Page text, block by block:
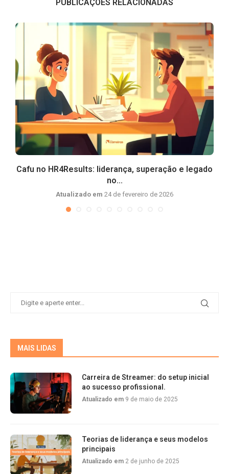
PUBLICAÇÕES RELACIONADAS
Cafu no HR4Results: liderança, superação e legado
no...
Atualizado em 24 de fevereiro de 2026
MAIS LIDAS
Carreira de Streamer: do setup inicial
ao sucesso profissional.
Atualizado em 9 de maio de 2025
Teorias de liderança e seus modelos
principais
Atualizado em 2 de junho de 2025